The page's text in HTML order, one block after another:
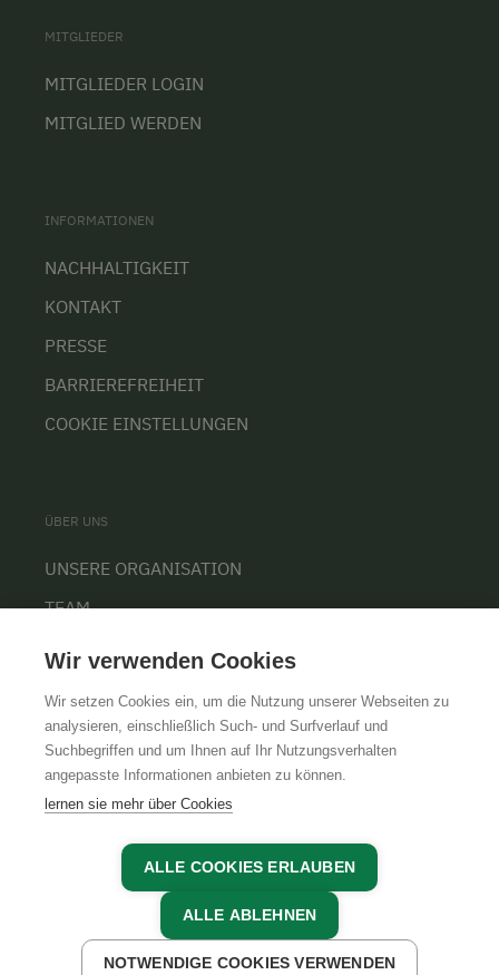
MITGLIEDER
MITGLIEDER LOGIN
MITGLIED WERDEN
INFORMATIONEN
NACHHALTIGKEIT
KONTAKT
PRESSE
BARRIEREFREIHEIT
COOKIE EINSTELLUNGEN
ÜBER UNS
UNSERE ORGANISATION
TEAM
KARRIERE
AGBIMPRESSUMDATENSCHUTZ
Wir verwenden Cookies
Wir setzen Cookies ein, um die Nutzung unserer Webseiten zu
analysieren, einschließlich Such- und Surfverlauf und
Suchbegriffen und um Ihnen auf Ihr Nutzungsverhalten
angepasste Informationen anbieten zu können.
lernen sie mehr über Cookies
ALLE COOKIES ERLAUBEN
ALLE ABLEHNEN
NOTWENDIGE COOKIES VERWENDEN